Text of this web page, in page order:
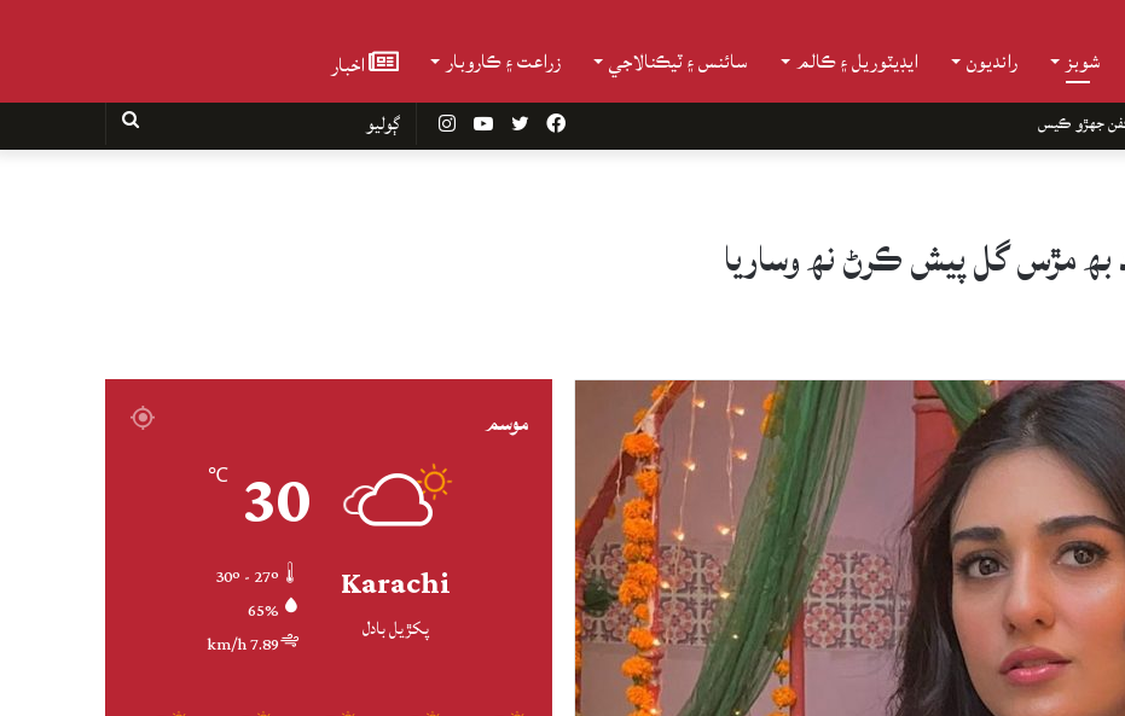
شوبز رانديون ايڊيٽوريل ۽ ڪالم سائنس ۽ ٽيڪنالاجي زراعت ۽ ڪاروبار اخبار
جھڙو ڪيس InstagramYouTube Twitter
Facebook
موسم
Karachi
پکڙيل بادل
30
℃
65%
7.89 km/h